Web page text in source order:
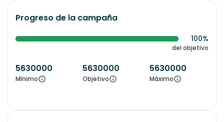
Progreso de la campaña
100%
del objetivo
5630000
Mínimo
5630000
Objetivo
5630000
Máximo